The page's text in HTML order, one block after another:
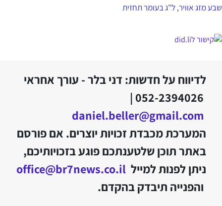
שבע מזג אוויר,ל"ג בעומר תחזית
לדיווח על חדשות: דני בלר - עורך אחראי
052-2394026 |
daniel.beller@gmail.com
המערכת מכבדת זכויות יוצרים. אם פורסם
באתר תוכן שלטענתכם פוגע בזכויותיכם,
ניתן לפנות למייל office@br7news.co.il
והפנייה תיבדק בהקדם.